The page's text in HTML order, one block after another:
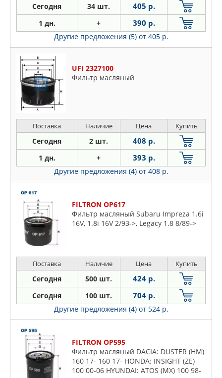
Сегодня 34 шт. 405 р.
1 дн. + 390 р.
Другие предложения (5) от 405 р.
UFI 2327100
Фильтр масляный
Поставка Наличие Цена Купить
Сегодня 2 шт. 408 р.
1 дн. + 393 р.
Другие предложения (4) от 408 р.
FILTRON OP617
Фильтр масляный Subaru Impreza 1.6i
16V, 1.8i 16V 2/93->, Legacy 1.8 8/89->
Поставка Наличие Цена Купить
Сегодня 500 шт. 424 р.
Сегодня 100 шт. 704 р.
Другие предложения (4) от 524 р.
FILTRON OP595
Фильтр масляный DACIA: DUSTER (HM)
160 17- 160 17- HONDA: INSIGHT (ZE)
100 00-06 HYUNDAI: ATOS (MX) 100 98-